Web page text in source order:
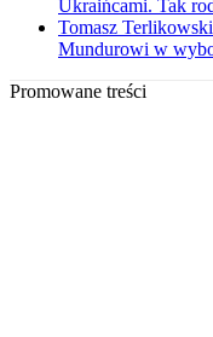
Ukraińcami. Tak
Tomasz
Mundurowi w
Promowane treści